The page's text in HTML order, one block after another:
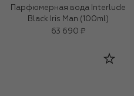
Парфюмерная вода Interlude
Black Iris Man (100ml)
63 690 ₽